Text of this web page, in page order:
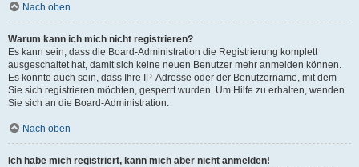
Nach oben
Warum kann ich mich nicht registrieren?
Es kann sein, dass die Board-Administration die Registrierung komplett
ausgeschaltet hat, damit sich keine neuen Benutzer mehr anmelden können.
Es könnte auch sein, dass Ihre IP-Adresse oder der Benutzername, mit dem
Sie sich registrieren möchten, gesperrt wurden. Um Hilfe zu erhalten, wenden
Sie sich an die Board-Administration.
Nach oben
Ich habe mich registriert, kann mich aber nicht anmelden!